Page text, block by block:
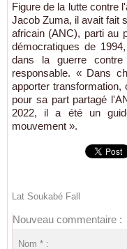
Figure de la lutte contre
Jacob Zuma, il avait fait
africain (ANC), parti au
démocratiques de
dans la guerre
responsable. « Dans
apporter transformation,
pour sa part partagé
2022, il a été un
mouvement ».
Lat Soukabé Fall
Nouveau commentaire :
Nom * :